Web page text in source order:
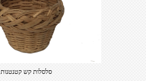
סלסלות קש קטנטנות